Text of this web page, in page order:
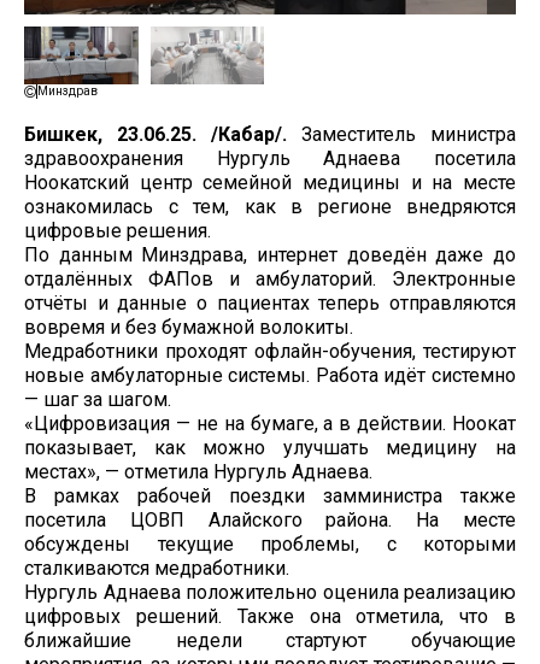
Минздрав
Бишкек, 23.06.25. /Кабар/. Заместитель министра
здравоохранения Нургуль Аднаева посетила
Ноокатский центр семейной медицины и на месте
ознакомилась с тем, как в регионе внедряются
цифровые решения.
По данным Минздрава, интернет доведён даже до
отдалённых ФАПов и амбулаторий. Электронные
отчёты и данные о пациентах теперь отправляются
вовремя и без бумажной волокиты.
Медработники проходят офлайн-обучения, тестируют
новые амбулаторные системы. Работа идёт системно
— шаг за шагом.
«Цифровизация — не на бумаге, а в действии. Ноокат
показывает, как можно улучшать медицину на
местах», — отметила Нургуль Аднаева.
В рамках рабочей поездки замминистра также
посетила ЦОВП Алайского района. На месте
обсуждены текущие проблемы, с которыми
сталкиваются медработники.
Нургуль Аднаева положительно оценила реализацию
цифровых решений. Также она отметила, что в
ближайшие недели стартуют обучающие